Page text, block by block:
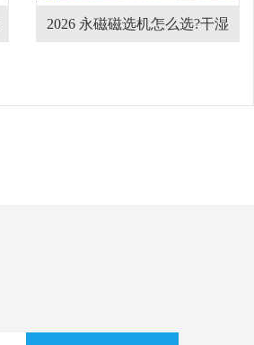
2026 永磁磁选机怎么选?干湿